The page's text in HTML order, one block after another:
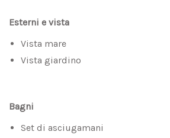
Esterni e vista
Vista mare
Vista giardino
Bagni
Set di asciugamani